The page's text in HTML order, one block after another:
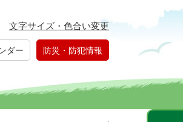
文字サイズ・色合い変更
ダー 防災・防犯情報